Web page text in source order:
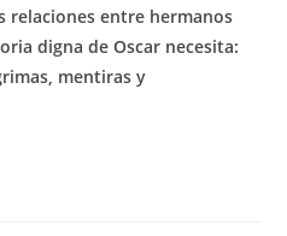
relaciones entre hermanos
digna de Oscar necesita:
mentiras y